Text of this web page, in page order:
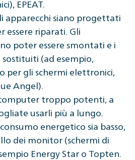
EPEAT.
apparecchi siano progettati
essere riparati. Gli
poter essere smontati e i
(ad esempio,
per gli schermi elettronici,
Angel).
troppo potenti, a
usarli più a lungo.
energetico sia basso,
dei monitor (schermi di
Energy Star o Topten.